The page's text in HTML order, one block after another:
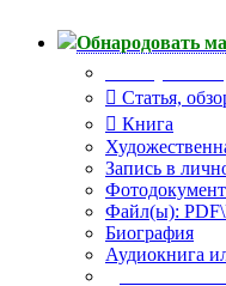
Обнародовать
Статья,
Книга
Запись в
Файл(ы):
Биография
Аудиокнига